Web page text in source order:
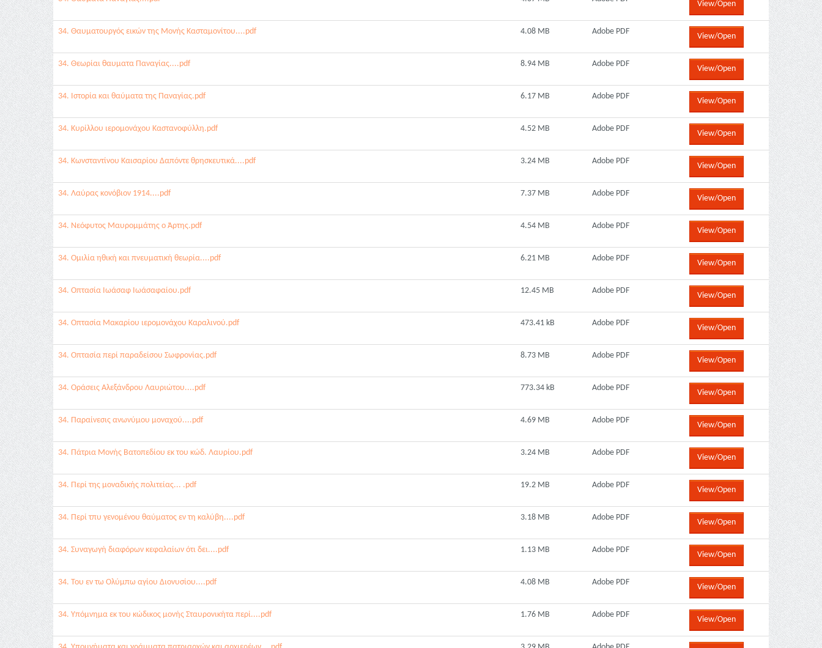
View/Open
34. Θαυματουργός εικών της Μονής Κασταμονίτου....pdf 4.08 MB Adobe PDF
View/Open
34. Θεωρίαι θαυματα Παναγίας....pdf 8.94 MB Adobe PDF
View/Open
34. Ιστορία και θαύματα της Παναγίας.pdf 6.17 MB Adobe PDF
View/Open
34. Κυρίλλου ιερομονάχου Καστανοφύλλη.pdf 4.52 MB Adobe PDF
View/Open
34. Κωνσταντίνου Καισαρίου Δαπόντε θρησκευτικά....pdf 3.24 MB Adobe PDF
View/Open
34. Λαύρας κονόβιον 1914....pdf 7.37 MB Adobe PDF
View/Open
34. Νεόφυτος Μαυρομμάτης ο Άρτης.pdf 4.54 MB Adobe PDF
View/Open
34. Ομιλία ηθική και πνευματική θεωρία....pdf 6.21 MB Adobe PDF
View/Open
34. Οπτασία Ιωάσαφ Ιωάσαφαίου.pdf 12.45 MB Adobe PDF
View/Open
34. Οπτασία Μακαρίου ιερομονάχου Καραλινού.pdf 473.41 kB Adobe PDF
View/Open
34. Οπτασία περί παραδείσου Σωφρονίας.pdf 8.73 MB Adobe PDF
View/Open
34. Οράσεις Αλεξάνδρου Λαυριώτου....pdf 773.34 kB Adobe PDF
View/Open
34. Παραίνεσις ανωνύμου μοναχού....pdf 4.69 MB Adobe PDF
View/Open
34. Πάτρια Μονής Βατοπεδίου εκ του κώδ. Λαυρίου.pdf 3.24 MB Adobe PDF
View/Open
34. Περί της μοναδικής πολιτείας... .pdf 19.2 MB Adobe PDF
View/Open
34. Περί τπυ γενομένου θαύματος εν τη καλύβη....pdf 3.18 MB Adobe PDF
View/Open
34. Συναγωγή διαφόρων κεφαλαίων ότι δει....pdf 1.13 MB Adobe PDF
View/Open
34. Του εν τω Ολύμπω αγίου Διονυσίου....pdf 4.08 MB Adobe PDF
View/Open
34. Υπόμνημα εκ του κώδικος μονής Σταυρονικήτα περί....pdf 1.76 MB Adobe PDF
View/Open